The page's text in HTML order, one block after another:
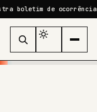
de ocorrência após